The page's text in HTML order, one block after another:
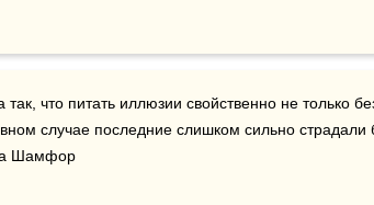
так, что питать иллюзии свойственно не только
Шамфор